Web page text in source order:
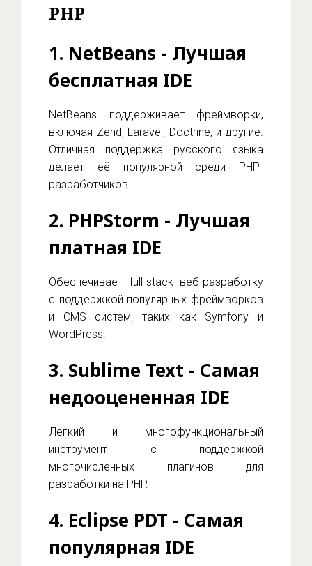
PHP
1. NetBeans - Лучшая
бесплатная IDE
NetBeans поддерживает фреймворки,
включая Zend, Laravel, Doctrine, и другие.
Отличная поддержка русского языка
делает её популярной среди PHP-
разработчиков.
2. PHPStorm - Лучшая
платная IDE
Обеспечивает full-stack веб-разработку
с поддержкой популярных фреймворков
и CMS систем, таких как Symfony и
WordPress.
3. Sublime Text - Самая
недооцененная IDE
Легкий и многофункциональный
инструмент с поддержкой
многочисленных плагинов для
разработки на PHP.
4. Eclipse PDT - Самая
популярная IDE